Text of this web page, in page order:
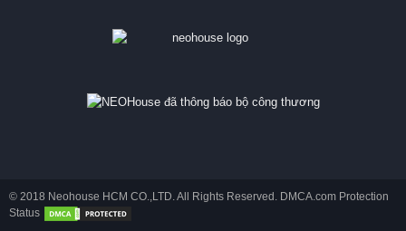
© 2018 Neohouse HCM CO.,LTD. All Rights Reserved. DMCA.com Protection
Status